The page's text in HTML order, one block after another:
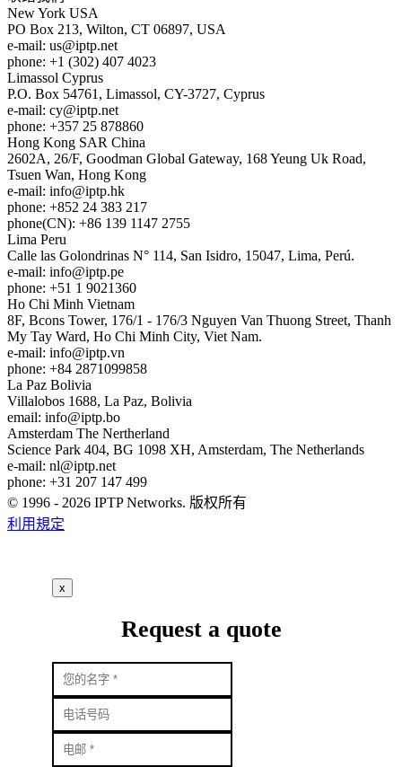
New York USA
PO Box 213, Wilton, CT 06897, USA
e-mail: us
iptp.net
phone: +1 (302) 407 4023
Limassol Cyprus
P.O. Box 54761, Limassol, CY-3727, Cyprus
e-mail: cy
iptp.net
phone: +357 25 878860
Hong Kong SAR China
2602A, 26/F, Goodman Global Gateway, 168 Yeung Uk Road,
Tsuen Wan, Hong Kong
e-mail: info
iptp.hk
phone: +852 24 383 217
phone(CN): +86 139 1147 2755
Lima Peru
Calle las Golondrinas N° 114, San Isidro, 15047, Lima, Perú.
e-mail: info
iptp.pe
phone: +51 1 9021360
Ho Chi Minh Vietnam
8F, Bcons Tower, 176/1 - 176/3 Nguyen Van Thuong Street, Thanh
My Tay Ward, Ho Chi Minh City, Viet Nam.
e-mail: info
iptp.vn
phone: +84 2871099858
La Paz Bolivia
Villalobos 1688, La Paz, Bolivia
email: info
iptp.bo
Amsterdam The Nertherland
Science Park 404, BG 1098 XH, Amsterdam, The Netherlands
e-mail: nl
iptp.net
phone: +31 207 147 499
© 1996 - 2026 IPTP Networks. 版权所有
利用規定
x
Request a quote